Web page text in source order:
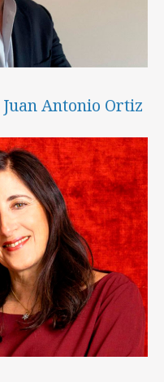
Antonio Ortiz